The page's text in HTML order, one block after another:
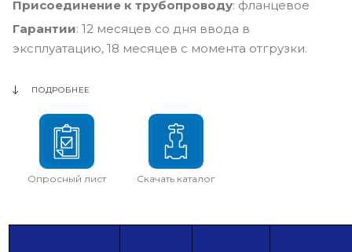
Присоединение к трубопроводу: фланцевое
Гарантии: 12 месяцев со дня ввода в
эксплуатацию, 18 месяцев с момента отгрузки.
ПОДРОБНЕЕ
Опросный лист Скачать каталог